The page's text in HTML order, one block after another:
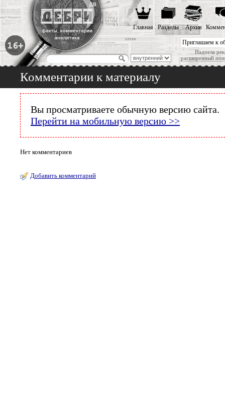
Приглашаем к
Надоела
расширенный
Главная Разделы Архив
Комментарии к материалу
Вы просматриваете обычную версию сайта.
Перейти на мобильную версию >>
Нет комментариев
Добавить комментарий